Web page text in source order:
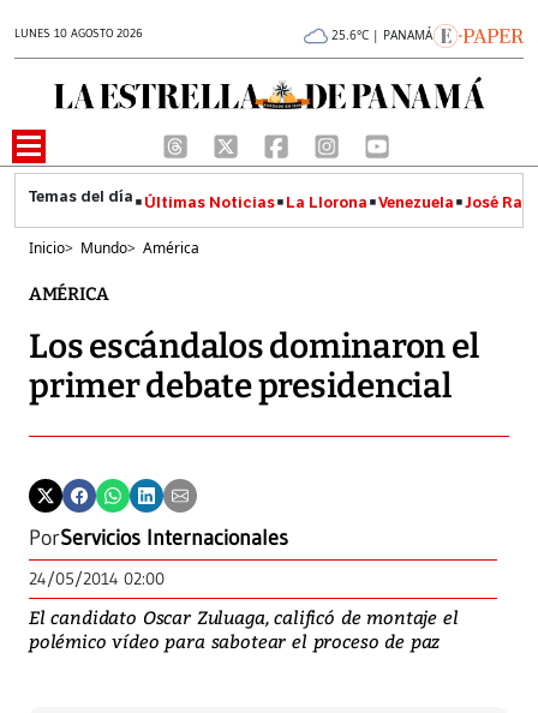
LUNES 10 AGOSTO 2026 25.6°C | PANAMÁ
Últimas Noticias La Llorona Venezuela José
Inicio> Mundo> América
AMÉRICA
Los escándalos dominaron el
primer debate presidencial
PorServicios Internacionales
24/05/2014 02:00
El candidato Oscar Zuluaga, calificó de montaje el
polémico vídeo para sabotear el proceso de paz